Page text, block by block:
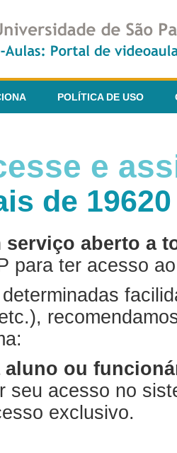
POLÍTICA DE USO
e
de
serviço aberto a
para ter acesso
aluno ou
seu acesso no
exclusivo.